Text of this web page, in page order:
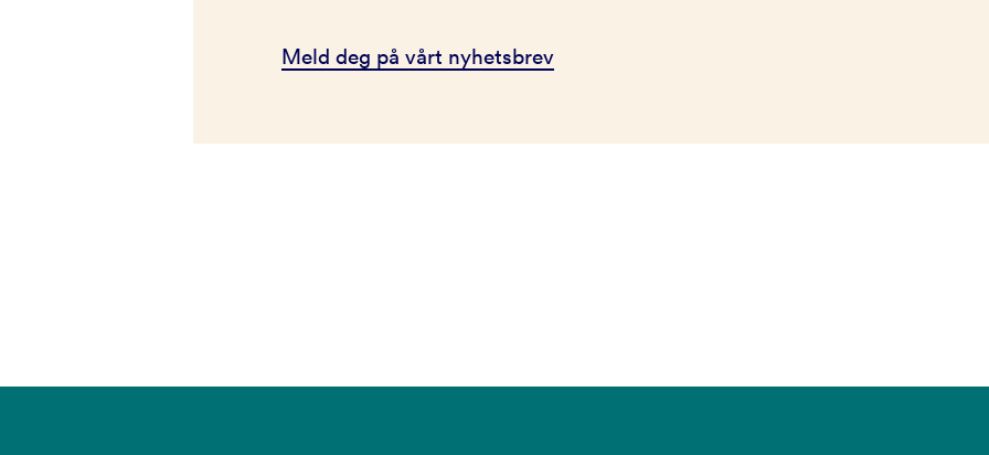
Meld deg på vårt nyhetsbrev